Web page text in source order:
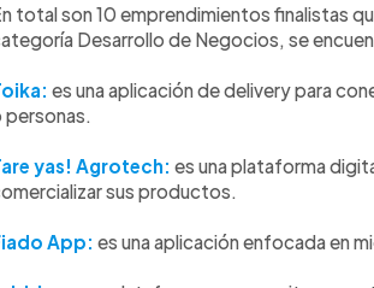
total son 10 emprendimientos finalistas
Desarrollo de Negocios, se
es una aplicación de delivery para
personas.
yas! Agrotech: es una plataforma
sus productos.
App: es una aplicación enfocada en